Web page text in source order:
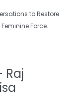
to Restore
Force.
Raj